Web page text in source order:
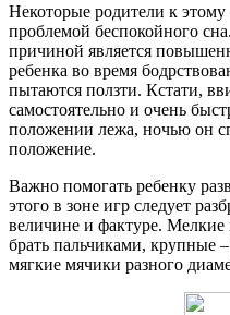
Некоторые родители к этому
проблемой беспокойного
причиной является
ребенка во время
пытаются ползти. Кстати,
самостоятельно и очень
положении лежа, ночью он
положение.
Важно помогать ребенку
этого в зоне игр следует
величине и фактуре. Мелкие
брать пальчиками, крупные
мягкие мячики разного